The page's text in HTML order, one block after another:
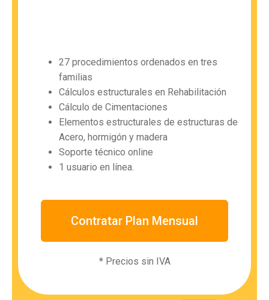
27 procedimientos ordenados en tres
familias
Cálculos estructurales en Rehabilitación
Cálculo de Cimentaciones
Elementos estructurales de estructuras de
Acero, hormigón y madera
Soporte técnico online
1 usuario en línea.
Contratar Plan Mensual
* Precios sin IVA